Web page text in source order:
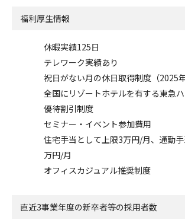
福利厚生情報
休暇実績125日
テレワーク実績あり
祝日がない月の休日取得制度（2025年
全国にリゾートホテルを有する東急
優待割引制度
セミナー・イベント参加費用
住宅手当として上限3万円/月、通勤
万円/月
オフィスカジュアル推奨制度
直近3事業年度の新卒者等の採用者数